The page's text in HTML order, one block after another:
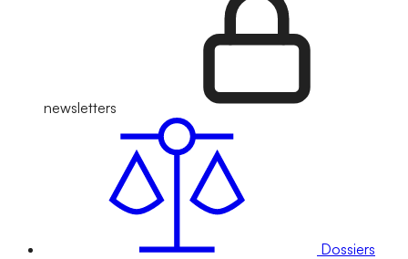
newsletters
Dossiers